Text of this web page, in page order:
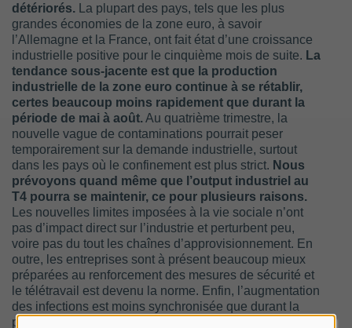
détériorés. La plupart des pays, tels que les plus
grandes économies de la zone euro, à savoir
l’Allemagne et la France, ont fait état d’une croissance
industrielle positive pour le cinquième mois de suite. La
tendance sous-jacente est que la production
industrielle de la zone euro continue à se rétablir,
certes beaucoup moins rapidement que durant la
période de mai à août.Au quatrième trimestre, la
nouvelle vague de contaminations pourrait peser
temporairement sur la demande industrielle, surtout
dans les pays où le confinement est plus strict. Nous
prévoyons quand même que l’output industriel au
T4 pourra se maintenir, ce pour plusieurs raisons.
Les nouvelles limites imposées à la vie sociale n’ont
pas d’impact direct sur l’industrie et perturbent peu,
voire pas du tout les chaînes d’approvisionnement. En
outre, les entreprises sont à présent beaucoup mieux
préparées au renforcement des mesures de sécurité et
le télétravail est devenu la norme. Enfin, l’augmentation
des infections est moins synchronisée que durant la
première vague. Cette fois, tous les pays ne sont pas